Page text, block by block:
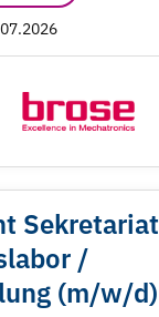
Sekretariat
/
(m/w/d)